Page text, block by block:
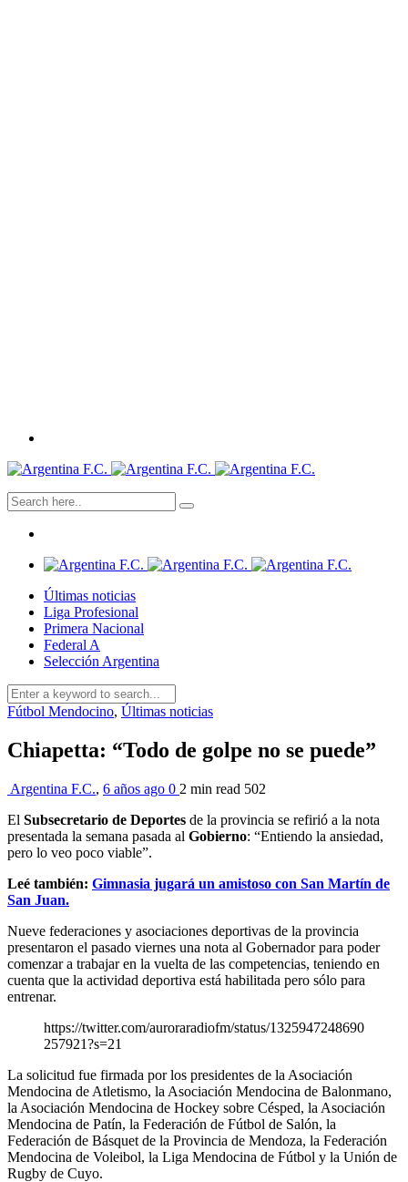
Últimas noticias
Liga Profesional
Primera Nacional
Federal A
Selección Argentina
Fútbol Mendocino, Últimas noticias
Chiapetta: “Todo de golpe no se puede”
Argentina F.C., 6 años ago 0 2 min read 502
El Subsecretario de Deportes de la provincia se refirió a la nota
presentada la semana pasada al Gobierno: “Entiendo la ansiedad,
pero lo veo poco viable”.
Leé también: Gimnasia jugará un amistoso con San Martín de
San Juan.
Nueve federaciones y asociaciones deportivas de la provincia
presentaron el pasado viernes una nota al Gobernador para poder
comenzar a trabajar en la vuelta de las competencias, teniendo en
cuenta que la actividad deportiva está habilitada pero sólo para
entrenar.
https://twitter.com/auroraradiofm/status/1325947248690
257921?s=21
La solicitud fue firmada por los presidentes de la Asociación
Mendocina de Atletismo, la Asociación Mendocina de Balonmano,
la Asociación Mendocina de Hockey sobre Césped, la Asociación
Mendocina de Patín, la Federación de Fútbol de Salón, la
Federación de Básquet de la Provincia de Mendoza, la Federación
Mendocina de Voleibol, la Liga Mendocina de Fútbol y la Unión de
Rugby de Cuyo.